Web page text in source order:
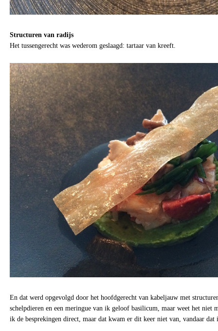
Structuren van radijs
Het tussengerecht was wederom geslaagd: tartaar van kreeft.
En dat werd opgevolgd door het hoofdgerecht van kabeljauw met
schelpdieren en een meringue van ik geloof basilicum, maar weet het niet
ik de besprekingen direct, maar dat kwam er dit keer niet van, vandaar dat